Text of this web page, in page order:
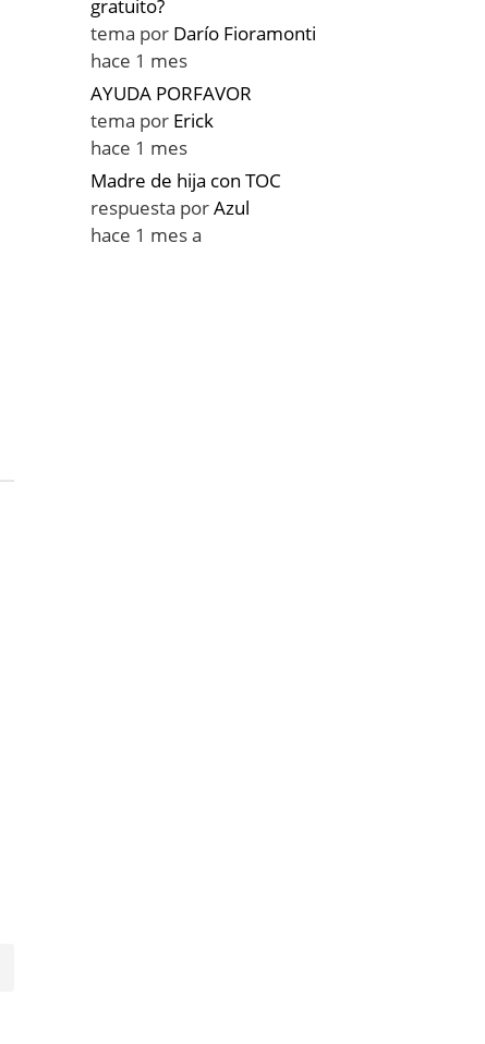
gratuito?
tema por Darío Fioramonti
hace 1 mes
AYUDA PORFAVOR
tema por Erick
hace 1 mes
Madre de hija con TOC
respuesta porAzul
hace 1 mes a